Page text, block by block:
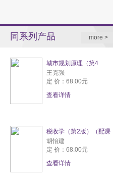
同系列产品 more >
城市规划原理（第4
王克强
定 价：68.00元
查看详情
税收学（第2版）（配课
胡怡建
定 价：68.00元
查看详情